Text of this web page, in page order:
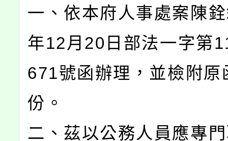
一、依本府人事處案陳
年12月20日部法一字第
671號函辦理，並檢附原
份。
二、茲以公務人員應專